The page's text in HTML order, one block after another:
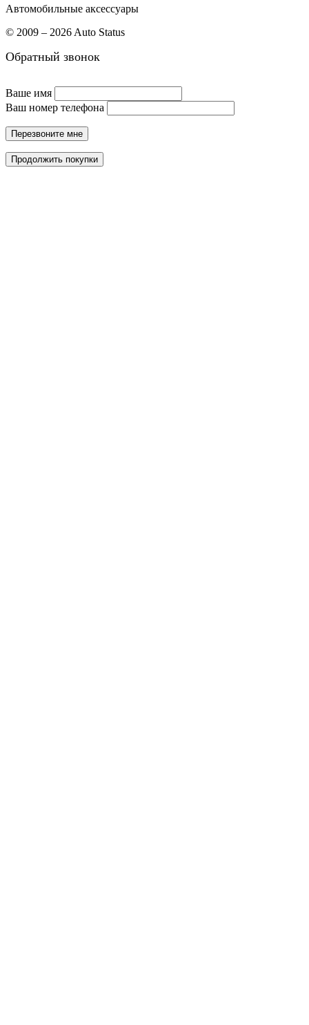
Автомобильные аксессуары
© 2009 – 2026 Auto Status
Обратный звонок
Ваше имя
Ваш номер телефона
Перезвоните мне
Продолжить покупки